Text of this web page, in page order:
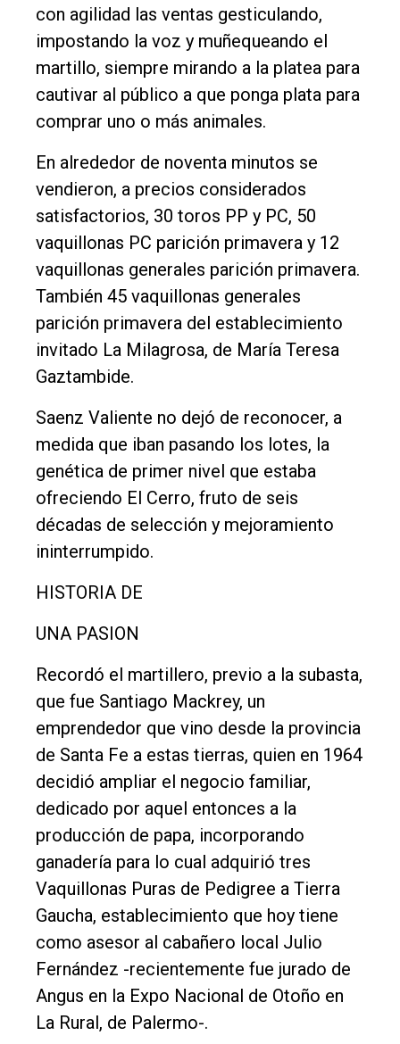
Entrevistas
Rural
Deportes
Fúnebres
Edición
Empresa
Nosotros
Contacto
con agilidad las ventas gesticulando,
impostando la voz y muñequeando el
martillo, siempre mirando a la platea para
cautivar al público a que ponga plata para
comprar uno o más animales.
En alrededor de noventa minutos se
vendieron, a precios considerados
satisfactorios, 30 toros PP y PC, 50
vaquillonas PC parición primavera y 12
vaquillonas generales parición primavera.
También 45 vaquillonas generales
parición primavera del establecimiento
invitado La Milagrosa, de María Teresa
Gaztambide.
Saenz Valiente no dejó de reconocer, a
medida que iban pasando los lotes, la
genética de primer nivel que estaba
ofreciendo El Cerro, fruto de seis
décadas de selección y mejoramiento
ininterrumpido.
HISTORIA DE
UNA PASION
Recordó el martillero, previo a la subasta,
que fue Santiago Mackrey, un
emprendedor que vino desde la provincia
de Santa Fe a estas tierras, quien en 1964
decidió ampliar el negocio familiar,
dedicado por aquel entonces a la
producción de papa, incorporando
ganadería para lo cual adquirió tres
Vaquillonas Puras de Pedigree a Tierra
Gaucha, establecimiento que hoy tiene
como asesor al cabañero local Julio
Fernández -recientemente fue jurado de
Angus en la Expo Nacional de Otoño en
La Rural, de Palermo-.